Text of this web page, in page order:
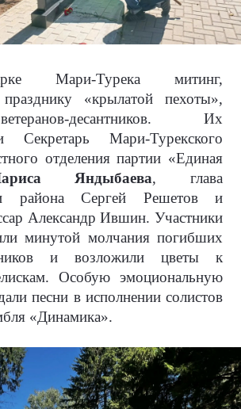
Мари-Турека митинг,
«крылатой пехоты»,
десантников. Их
Секретарь Мари-Турекского
отделения партии «Единая
Яндыбаева, глава
района Сергей Решетов и
Александр Ившин. Участники
минутой молчания погибших
и возложили цветы к
Особую эмоциональную
песни в исполнении солистов
«Динамика».